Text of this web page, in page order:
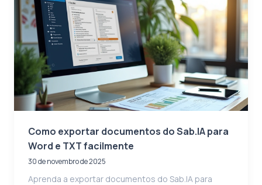
Como exportar documentos do Sab.IA para
Word e TXT facilmente
30 de novembro de 2025
Aprenda a exportar documentos do Sab.IA para